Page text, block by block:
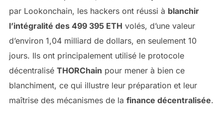
par Lookonchain, les hackers ont réussi à blanchir
l’intégralité des 499 395 ETH volés, d’une valeur
d’environ 1,04 milliard de dollars, en seulement 10
jours. Ils ont principalement utilisé le protocole
décentralisé THORChain pour mener à bien ce
blanchiment, ce qui illustre leur préparation et leur
maîtrise des mécanismes de la finance décentralisée.